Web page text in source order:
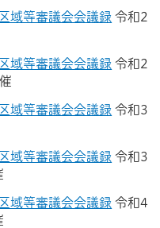
域等審議会会議録 令和2
域等審議会会議録 令和2
域等審議会会議録 令和3
域等審議会会議録 令和3
域等審議会会議録 令和4